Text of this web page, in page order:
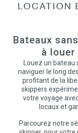
LOCATION
Bateaux
à louer
Louez un
naviguer le long
profitant de la
skippers
votre voyage
locaux et
Parcourez notre